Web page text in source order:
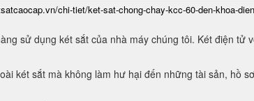
chi-tiet/ket-sat-chong-chay-kcc-60-den-khoa-
sử dụng két sắt của nhà máy chúng tôi. Két điện tử
két sắt mà không làm hư hại đến những tài sản, hồ